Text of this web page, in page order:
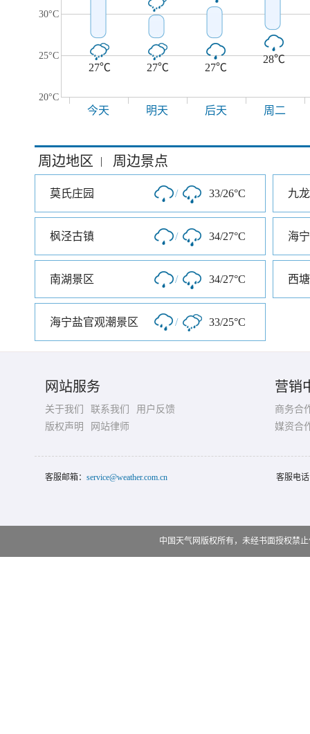
30°C
25°C
20°C
27℃ 27℃ 27℃
28℃
今天 明天 后天 周二
周边地区 | 周边景点
莫氏庄园 / 33/26°C 九
枫泾古镇 / 34/27°C 海
南湖景区 / 34/27°C 西
海宁盐官观潮景区 / 33/25°C
网站服务
关于我们 联系我们
用户反馈
版权声明
网站律师
营销
商务合
媒资合
客服邮箱： service@weather.com.cn 客服电
中国天气网版权所有，未经书面授权